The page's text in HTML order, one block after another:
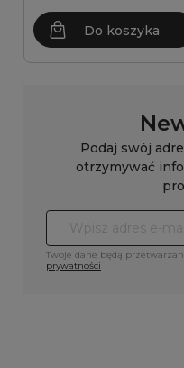
Do koszyka
Podaj swój
otrzymywać
Twoje dane będą
prywatności